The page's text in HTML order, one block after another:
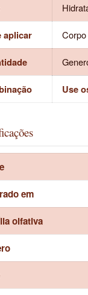
aplicar
Use
em
olfativa